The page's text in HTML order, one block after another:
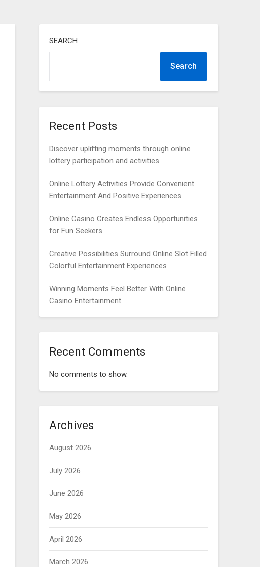
SEARCH
Search
Recent Posts
Discover uplifting moments through online
lottery participation and activities
Online Lottery Activities Provide Convenient
Entertainment And Positive Experiences
Online Casino Creates Endless Opportunities
for Fun Seekers
Creative Possibilities Surround Online Slot Filled
Colorful Entertainment Experiences
Winning Moments Feel Better With Online
Casino Entertainment
Recent Comments
No comments to show.
Archives
August 2026
July 2026
June 2026
May 2026
April 2026
March 2026